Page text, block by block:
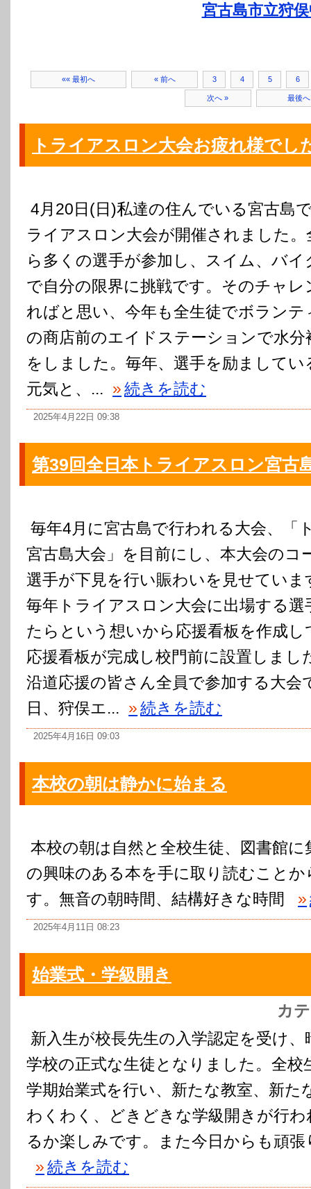
宮古島市立狩
«« 最初へ « 前へ 3 4 5 6
次へ » 最後
トライアスロン大会お疲れ様でし
4月20日(日)私達の住んでいる宮古島
ライアスロン大会が開催されました。
ら多くの選手が参加し、スイム、バ
で自分の限界に挑戦です。そのチャ
ればと思い、今年も全生徒でボラン
の商店前のエイドステーションで水
をしました。毎年、選手を励まして
元気と、... »続きを読む
2025年4月22日 09:38
第39回全日本トライアスロン宮古
毎年4月に宮古島で行われる大会、「
宮古島大会」を目前にし、本大会のコ
選手が下見を行い賑わいを見せていま
毎年トライアスロン大会に出場する
たらという想いから応援看板を作成
応援看板が完成し校門前に設置しま
沿道応援の皆さん全員で参加する大会
日、狩俣エ... »続きを読む
2025年4月16日 09:03
本校の朝は静かに始まる
本校の朝は自然と全校生徒、図書館に
の興味のある本を手に取り読むことか
す。無音の朝時間、結構好きな時間
»
2025年4月11日 08:23
始業式・学級開き
カ
新入生が校長先生の入学認定を受け、
学校の正式な生徒となりました。全校
学期始業式を行い、新たな教室、新た
わくわく、どきどきな学級開きが行
るか楽しみです。また今日からも頑
»続きを読む